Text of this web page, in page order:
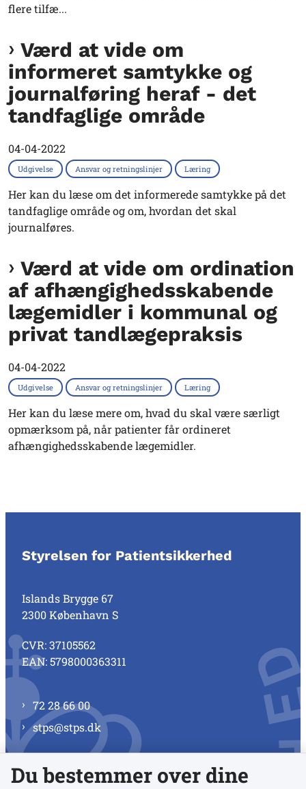
flere tilfæ...
Værd at vide om
informeret samtykke og
journalføring heraf - det
tandfaglige område
04-04-2022
Udgivelse Ansvar og retningslinjer Læring
Her kan du læse om det informerede samtykke på det
tandfaglige område og om, hvordan det skal
journalføres.
Værd at vide om ordination
af afhængighedsskabende
lægemidler i kommunal og
privat tandlægepraksis
04-04-2022
Udgivelse Ansvar og retningslinjer Læring
Her kan du læse mere om, hvad du skal være særligt
opmærksom på, når patienter får ordineret
afhængighedsskabende lægemidler.
Styrelsen for Patientsikkerhed
Islands Brygge 67
2300 København S
CVR: 37105562
EAN: 5798000363311
72 28 66 00
stps@stps.dk
Se alle kontaktnumre
Du bestemmer over dine